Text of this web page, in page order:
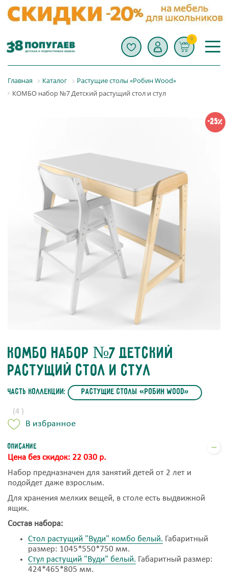
0
Главная Каталог
Растущие столы «Робин Wood»
КОМБО набор №7 Детский растущий стол и стул
-25%
КОМБО набор №7 Детский
растущий стол и стул
часть коллекции: Растущие столы «Робин Wood»
(4 )
В избранное
Описание
Цена без скидок: 22 030 р.
Набор предназначен для занятий детей от 2 лет и
подойдет даже взрослым.
Для хранения мелких вещей, в столе есть выдвижной
ящик.
Состав набора:
Стол растущий "Вуди" комбо белый. Габаритный
размер: 1045*550*750 мм.
Стул растущий "Вуди" белый. Габаритный размер:
424*465*805 мм.